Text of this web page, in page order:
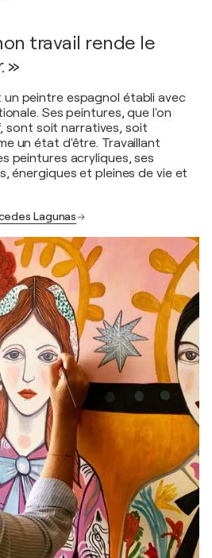
travail rende le
»
peintre espagnol établi avec
Ses peintures, que l'on
sont soit narratives, soit
un état d'être. Travaillant
peintures acryliques, ses
énergiques et pleines de vie et
Lagunas